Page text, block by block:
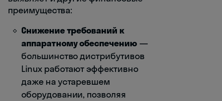
преимущества:
Снижение требований к
аппаратному обеспечению—
большинство дистрибутивов
Linux работают эффективно
даже на устаревшем
оборудовании, позволяя